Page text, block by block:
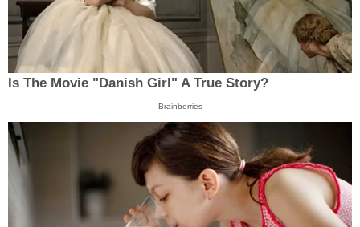
Is The Movie "Danish Girl" A True Story?
Brainberries